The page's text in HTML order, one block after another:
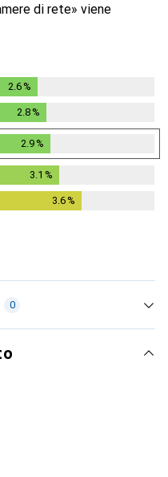
di rete» viene
2.6%
2.8%
2.9 %
3.1 %
3.6%
0